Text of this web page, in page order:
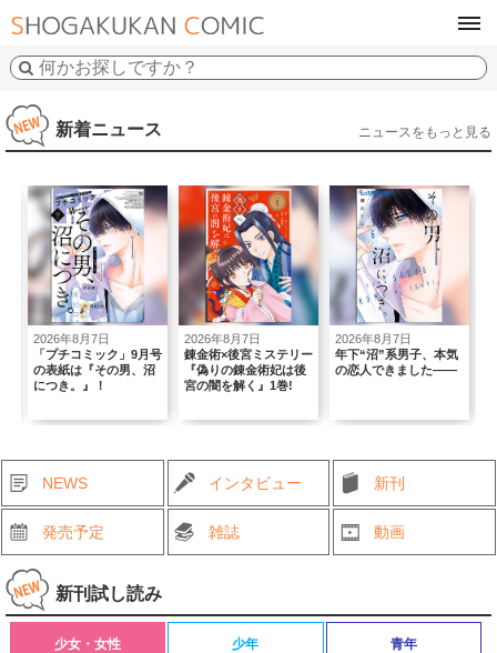
新着ニュース ニュースをもっと見る
2026年8月7日
「プチコミック」9月号
の表紙は『その男、沼
につき。』！
2026年8月7日
錬金術×後宮ミステリー
『偽りの錬金術妃は後
宮の闇を解く』1巻!
2026年8月7日
年下“沼”系男子、本気
の恋人できました――
NEWS インタビュー 新刊
発売予定 雑誌 動画
新刊試し読み
少女・女性 少年 青年